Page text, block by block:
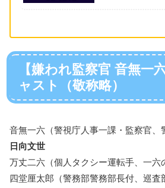
【嫌われ監察官 音無一
ャスト（敬称略）
音無一六（警視庁人事一課・監察官、
日向文世
万丈二六（個人タクシー運転手、一六
四堂厘太郎（警務部警務部長付、巡査